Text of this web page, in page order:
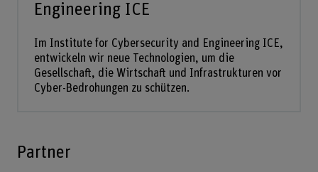
Engineering ICE
Im Institute for Cybersecurity and Engineering ICE,
entwickeln wir neue Technologien, um die
Gesellschaft, die Wirtschaft und Infrastrukturen vor
Cyber-Bedrohungen zu schützen.
Partner